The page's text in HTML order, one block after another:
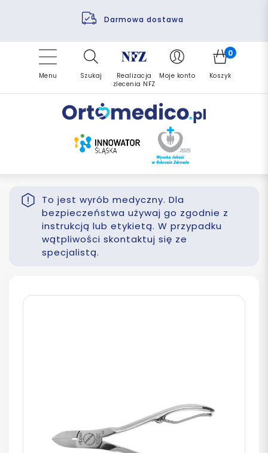
Darmowa dostawa
Pomoc fizjoterapeuty
Finansowanie PFRON
Refundacja NFZ
Zrealizuj zlecenie ponownie
Menu Szukaj
Realizacja
zlecenia NFZ
Moje konto
0
Koszyk
To jest wyrób medyczny. Dla
bezpieczeństwa używaj go zgodnie z
instrukcją lub etykietą. W przypadku
wątpliwości skontaktuj się ze
specjalistą.